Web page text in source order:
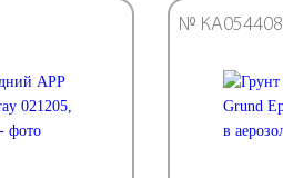
№ КА054408